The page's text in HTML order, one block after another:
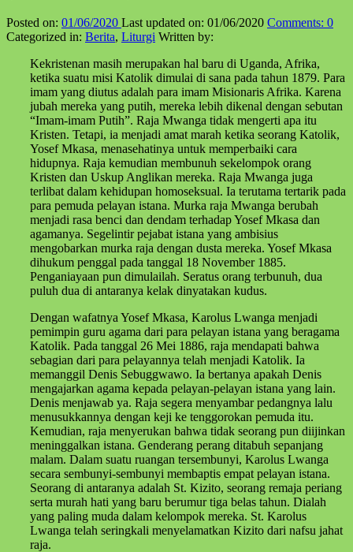
Posted on: 01/06/2020 Last updated on: 01/06/2020 Comments: 0
Categorized in: Berita, Liturgi Written by:
Kekristenan masih merupakan hal baru di Uganda, Afrika,
ketika suatu misi Katolik dimulai di sana pada tahun 1879. Para
imam yang diutus adalah para imam Misionaris Afrika. Karena
jubah mereka yang putih, mereka lebih dikenal dengan sebutan
“Imam-imam Putih”. Raja Mwanga tidak mengerti apa itu
Kristen. Tetapi, ia menjadi amat marah ketika seorang Katolik,
Yosef Mkasa, menasehatinya untuk memperbaiki cara
hidupnya. Raja kemudian membunuh sekelompok orang
Kristen dan Uskup Anglikan mereka. Raja Mwanga juga
terlibat dalam kehidupan homoseksual. Ia terutama tertarik pada
para pemuda pelayan istana. Murka raja Mwanga berubah
menjadi rasa benci dan dendam terhadap Yosef Mkasa dan
agamanya. Segelintir pejabat istana yang ambisius
mengobarkan murka raja dengan dusta mereka. Yosef Mkasa
dihukum penggal pada tanggal 18 November 1885.
Penganiayaan pun dimulailah. Seratus orang terbunuh, dua
puluh dua di antaranya kelak dinyatakan kudus.
Dengan wafatnya Yosef Mkasa, Karolus Lwanga menjadi
pemimpin guru agama dari para pelayan istana yang beragama
Katolik. Pada tanggal 26 Mei 1886, raja mendapati bahwa
sebagian dari para pelayannya telah menjadi Katolik. Ia
memanggil Denis Sebuggwawo. Ia bertanya apakah Denis
mengajarkan agama kepada pelayan-pelayan istana yang lain.
Denis menjawab ya. Raja segera menyambar pedangnya lalu
menusukkannya dengan keji ke tenggorokan pemuda itu.
Kemudian, raja menyerukan bahwa tidak seorang pun diijinkan
meninggalkan istana. Genderang perang ditabuh sepanjang
malam. Dalam suatu ruangan tersembunyi, Karolus Lwanga
secara sembunyi-sembunyi membaptis empat pelayan istana.
Seorang di antaranya adalah St. Kizito, seorang remaja periang
serta murah hati yang baru berumur tiga belas tahun. Dialah
yang paling muda dalam kelompok mereka. St. Karolus
Lwanga telah seringkali menyelamatkan Kizito dari nafsu jahat
raja.